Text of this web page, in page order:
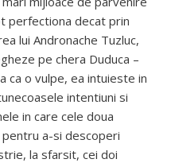
perfectiona decat prin
lui Andronache Tuzluc,
pe chera Duduca –
ca o vulpe, ea intuieste in
intentiuni si
in care cele doua
a-si descoperi
la sfarsit, cei doi